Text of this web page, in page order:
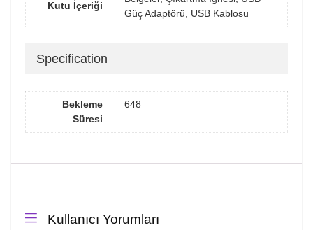
Kutu İçeriği
Güç Adaptörü, USB Kablosu
Specification
Bekleme
Süresi
648
Kullanıcı Yorumları